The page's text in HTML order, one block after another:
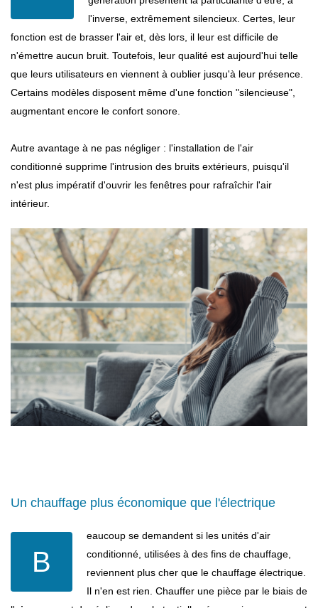
l'inverse, extrêmement silencieux. Certes, leur
fonction est de brasser l'air et, dès lors, il leur est difficile de
n'émettre aucun bruit. Toutefois, leur qualité est aujourd'hui telle
que leurs utilisateurs en viennent à oublier jusqu'à leur présence.
Certains modèles disposent même d'une fonction "silencieuse",
augmentant encore le confort sonore.
Autre avantage à ne pas négliger : l'installation de l'air
conditionné supprime l'intrusion des bruits extérieurs, puisqu'il
n'est plus impératif d'ouvrir les fenêtres pour rafraîchir l'air
intérieur.
Un chauffage plus économique que l'électrique
B
eaucoup se demandent si les unités d'air
conditionné, utilisées à des fins de chauffage,
reviennent plus cher que le chauffage électrique.
Il n'en est rien. Chauffer une pièce par le biais de